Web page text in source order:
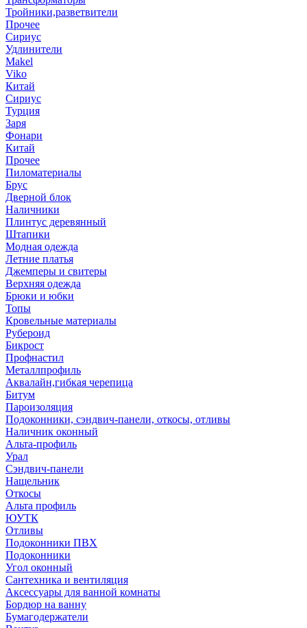
Тройники,разветвители
Прочее
Сириус
Удлинители
Makel
Viko
Китай
Сириус
Турция
Заря
Фонари
Китай
Прочее
Пиломатериалы
Брус
Дверной блок
Наличники
Плинтус деревянный
Штапики
Модная одежда
Летние платья
Джемперы и свитеры
Верхняя одежда
Брюки и юбки
Топы
Кровельные материалы
Рубероид
Бикрост
Профнастил
Металлпрофиль
Аквалайн,гибкая черепица
Битум
Пароизоляция
Подоконники, сэндвич-панели, откосы, отливы
Наличник оконный
Альта-профиль
Урал
Сэндвич-панели
Нащельник
Откосы
Альта профиль
ЮУТК
Отливы
Подоконники ПВХ
Подоконники
Угол оконный
Сантехника и вентиляция
Аксессуары для ванной комнаты
Бордюр на ванну
Бумагодержатели